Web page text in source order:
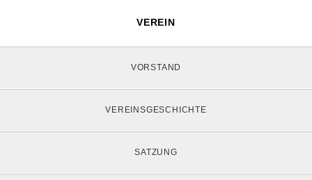
VEREIN
VORSTAND
VEREINSGESCHICHTE
SATZUNG